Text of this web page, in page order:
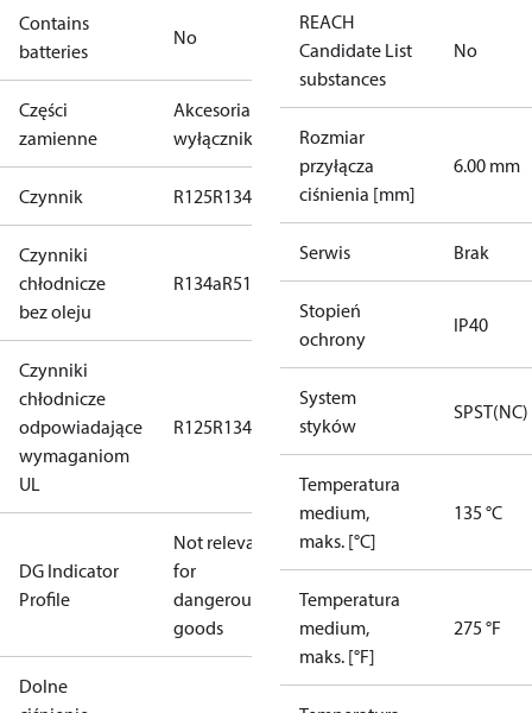
Contains
batteries
No
Części
zamienne
Akcesoria do
wyłączników
Czynnik R125R134a R404AR407CR407H
Czynniki
chłodnicze
bez oleju
R134aR513A
Czynniki
chłodnicze
odpowiadające
wymaganiom
UL
R125R134a R404AR407C
DG Indicator
Profile
Not relevant
for
dangerous
goods
Dolne
REACH
Candidate List
substances
No
Rozmiar
przyłącza
ciśnienia [mm]
6.00 mm
Serwis Brak
Stopień
ochrony
IP40
System
styków
SPST(NC)
Temperatura
medium,
maks. [°C]
135 °C
Temperatura
medium,
maks. [°F]
275 °F